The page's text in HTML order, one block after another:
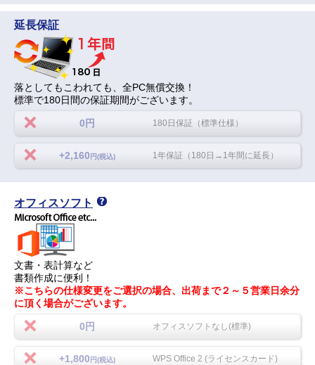
延長保証
落としてもこわれても、全PC無償交換！
標準で180日間の保証期間がございます。
0円 180日保証（標準仕様）
+2,160 円(税込) 1年保証（180日→1年間に延長）
オフィスソフト
文書・表計算など
書類作成に便利！
※こちらの仕様変更をご選択の場合、出荷まで２～５営業日余分
に頂く場合がございます。
0円 オフィスソフトなし(標準)
+1,800 円(税込) WPS Office 2 (ライセンスカード)